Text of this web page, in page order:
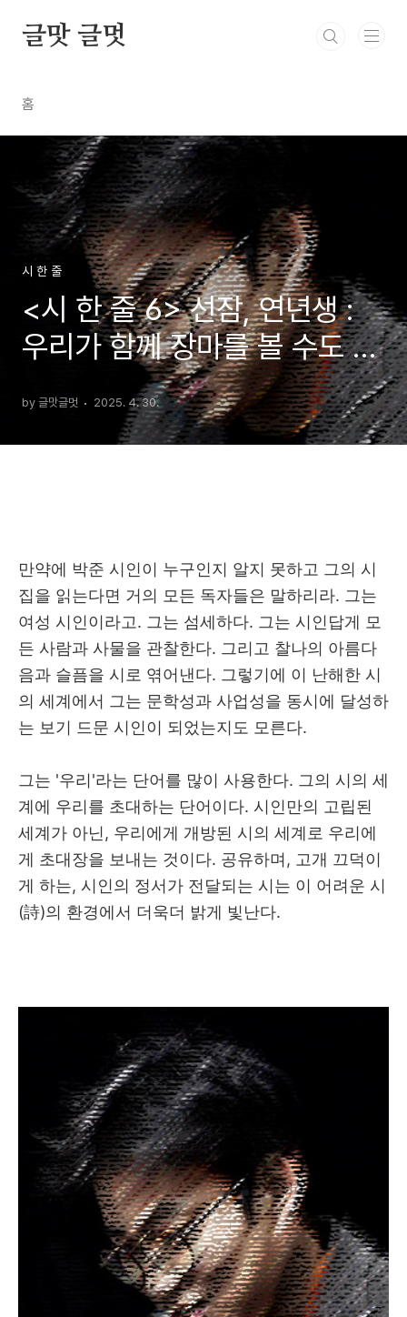
글맛 글멋
홈
시 한 줄
<시 한 줄 6> 선잠, 연년생 :
우리가 함께 장마를 볼 수도 있
겠습니다 -박준 시인
by 글맛글멋 2025. 4. 30.
만약에 박준 시인이 누구인지 알지 못하고 그의 시
집을 읽는다면 거의 모든 독자들은 말하리라. 그는
여성 시인이라고. 그는 섬세하다. 그는 시인답게 모
든 사람과 사물을 관찰한다. 그리고 찰나의 아름다
음과 슬픔을 시로 엮어낸다. 그렇기에 이 난해한 시
의 세계에서 그는 문학성과 사업성을 동시에 달성하
는 보기 드문 시인이 되었는지도 모른다.
그는 '우리'라는 단어를 많이 사용한다. 그의 시의 세
계에 우리를 초대하는 단어이다. 시인만의 고립된
세계가 아닌, 우리에게 개방된 시의 세계로 우리에
게 초대장을 보내는 것이다. 공유하며, 고개 끄덕이
게 하는, 시인의 정서가 전달되는 시는 이 어려운 시
(詩)의 환경에서 더욱더 밝게 빛난다.